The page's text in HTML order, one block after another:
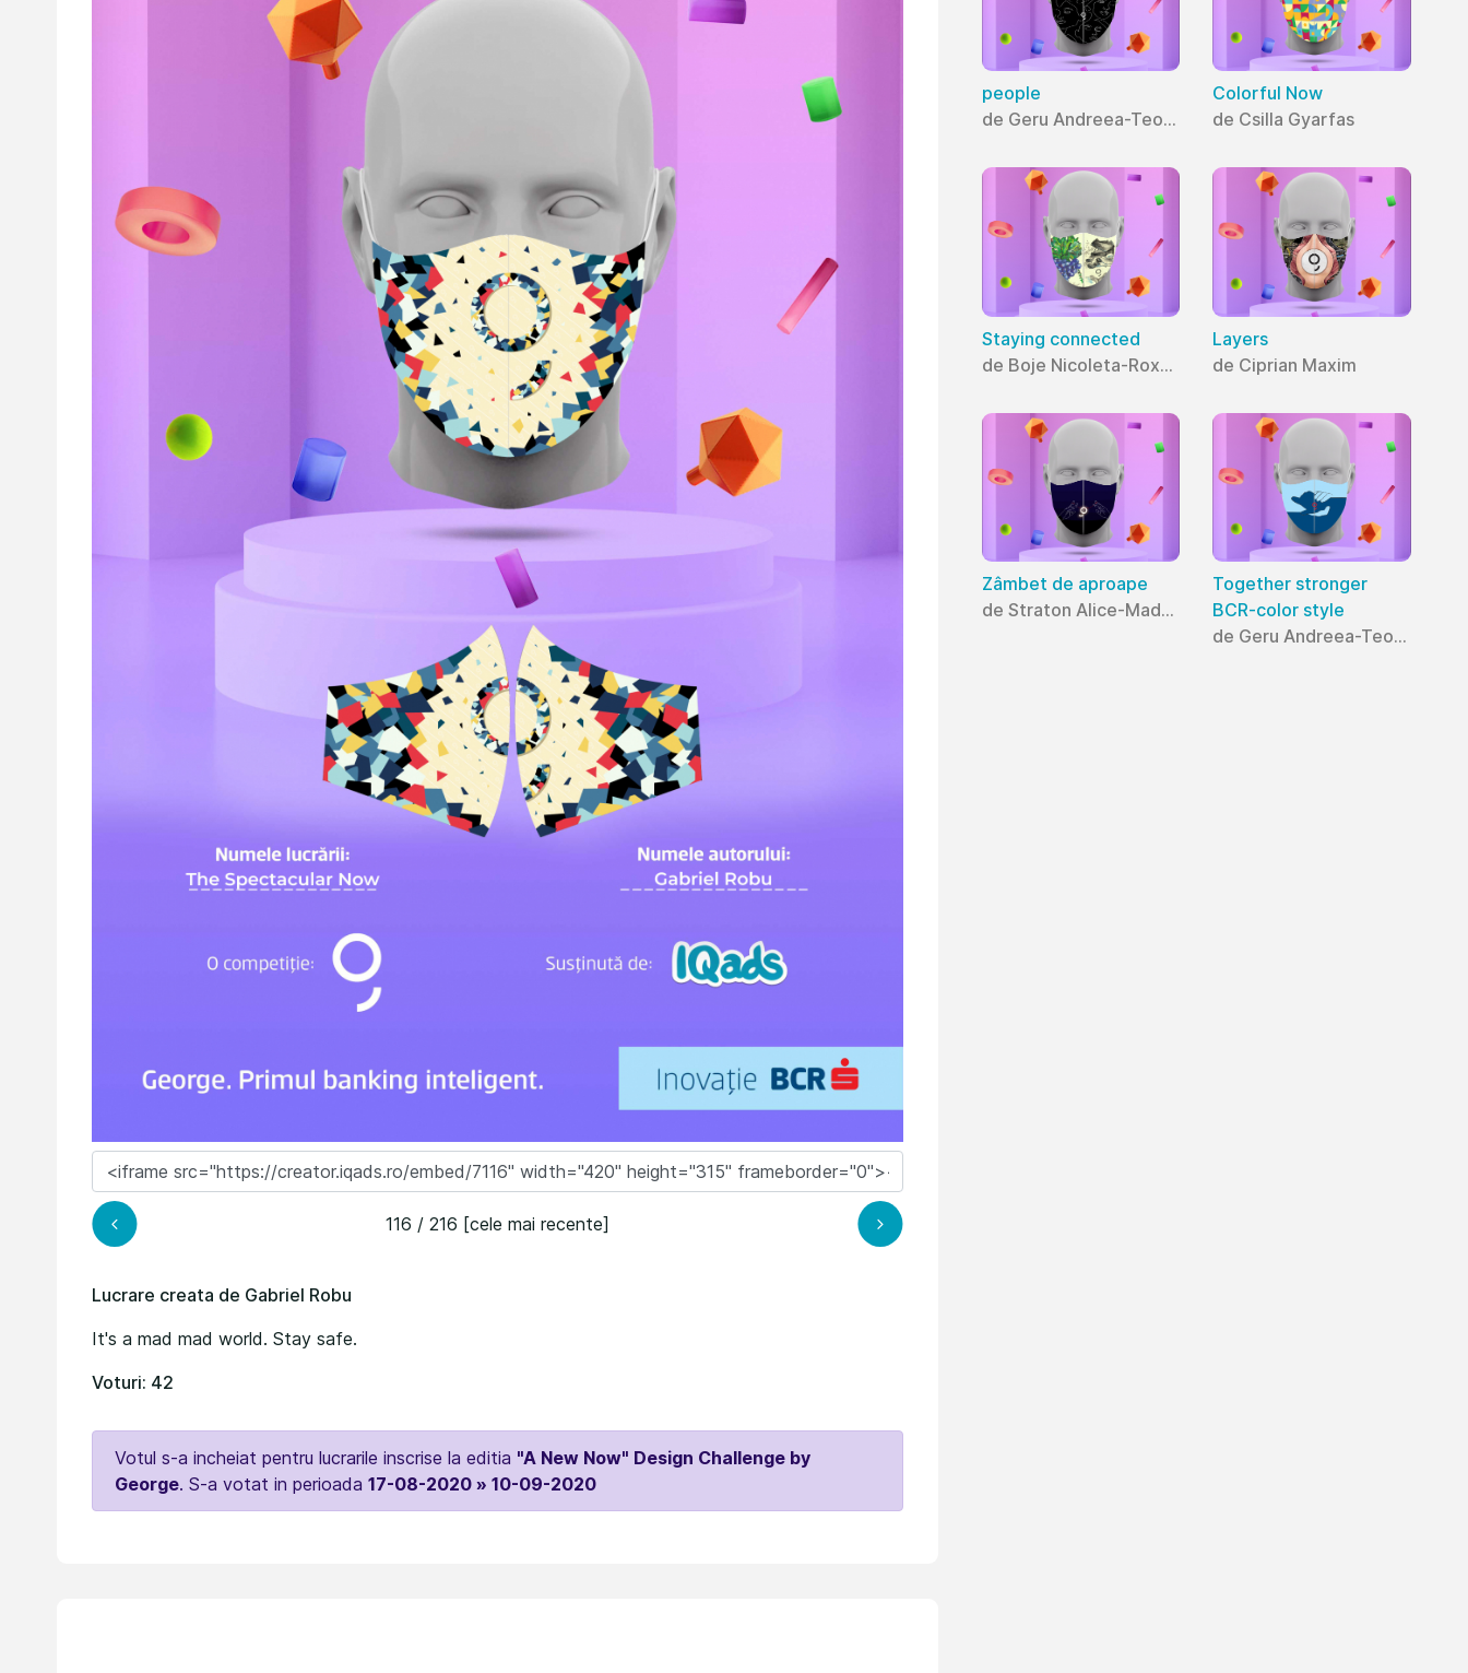
116 / 216 [cele mai recente]
Lucrare creata de Gabriel Robu
It's a mad mad world. Stay safe.
Voturi: 42
Votul s-a incheiat pentru lucrarile inscrise la editia "A New Now" Design Challenge by
George. S-a votat in perioada 17-08-2020 » 10-09-2020
people
de Geru Andreea-Teodora
Colorful Now
de Csilla Gyarfas
Staying connected
de Boje Nicoleta-Roxana
Layers
de Ciprian Maxim
Zâmbet de aproape
de Straton Alice-Madalina
Together stronger
BCR-color style
de Geru Andreea-Teodora